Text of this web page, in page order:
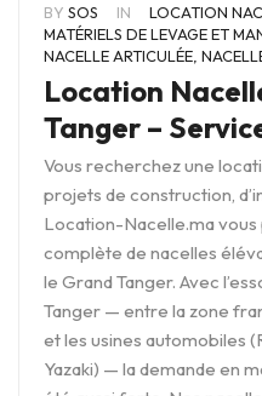
BY SOS IN LOCATION
MATÉRIELS DE LEVAGE ET
NACELLE ARTICULÉE
Location
Tanger –
Vous recherchez une
projets de construction,
Location-Nacelle.ma
complète de nacelles
le Grand Tanger. Avec
Tanger — entre la zone
et les usines automobiles
Yazaki) — la demande en